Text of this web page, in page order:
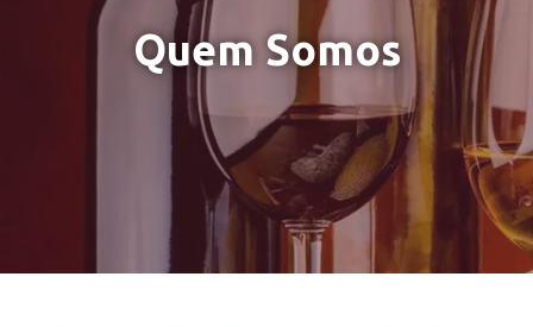
Quem Somos